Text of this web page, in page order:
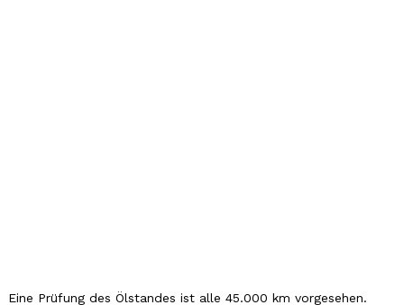
Eine Prüfung des Ölstandes ist alle 45.000 km vorgesehen.